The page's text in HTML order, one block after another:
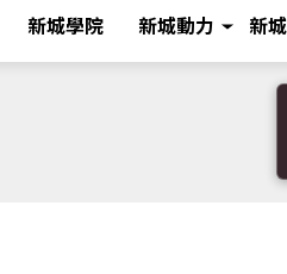
新城學院 新城動力 新